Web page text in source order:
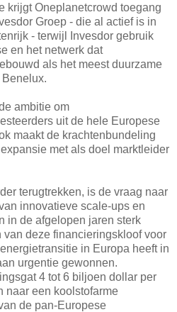
krijgt Oneplanetcrowd toegang
Groep - die al actief is in
- terwijl Invesdor gebruik
en het netwerk dat
als het meest duurzame
ambitie om
uit de hele Europese
maakt de krachtenbundeling
met als doel marktleider
terugtrekken, is de vraag naar
innovatieve scale-ups en
in de afgelopen jaren sterk
deze financieringskloof voor
in Europa heeft in
urgentie gewonnen.
4 tot 6 biljoen dollar per
naar een koolstofarme
de pan-Europese